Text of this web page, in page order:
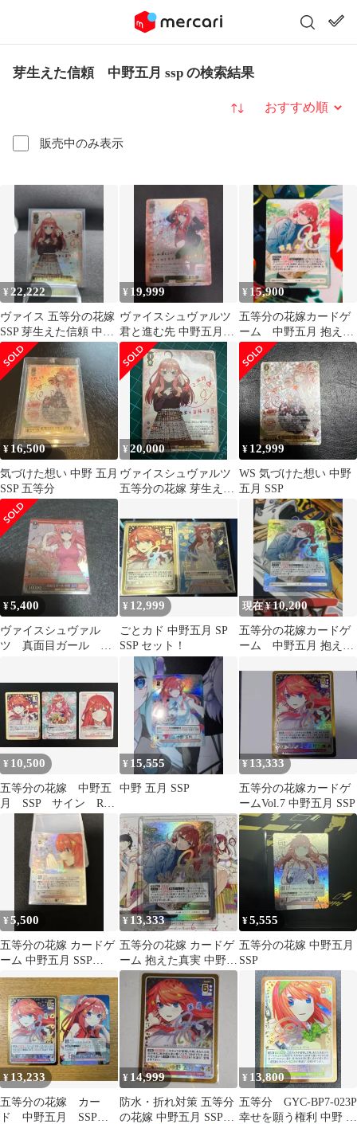
芽生えた信頼 中野五月 ssp の検索結果
販売中のみ表示
並び替え
¥ 22,222
ヴァイス 五等分の花嫁
SSP 芽生えた信頼 中野
五月
¥ 19,999
ヴァイスシュヴァルツ
君と進む先 中野五月
SP
¥ 15,900
五等分の花嫁カードゲ
ーム 中野五月 抱えた
真実 SSP サイン入り
¥ 16,500
気づけた想い 中野 五月
SSP 五等分
¥20,000
ヴァイスシュヴァルツ
五等分の花嫁 芽生えた
¥ 12,999
WS 気づけた想い 中野
五月 SSP
¥5,400
ヴァイスシュヴァル
ツ 真面目ガール 中
¥ 12,999
ごとカド 中野五月 SP
SSP セット！
現在 ¥10,200
五等分の花嫁カードゲ
ーム 中野五月 抱えた
¥ 10,500
五等分の花嫁 中野五
月 SSP サイン RR
¥ 15,555
中野 五月 SSP
¥13,333
五等分の花嫁カードゲ
ームVol.7 中野五月 SSP
¥5,500
五等分の花嫁 カードゲ
ーム 中野五月 SSP
GYC-BP4-029P1
¥ 13,333
五等分の花嫁 カードゲ
ーム 抱えた真実 中野五
月 SSP
¥5,555
五等分の花嫁 中野五月
SSP
¥ 13,233
五等分の花嫁 カー
ド 中野五月 SSP
¥ 14,999
防水・折れ対策 五等分
の花嫁 中野五月 SSP
¥ 13,800
五等分 GYC-BP7-023P
幸せを願う権利 中野 四